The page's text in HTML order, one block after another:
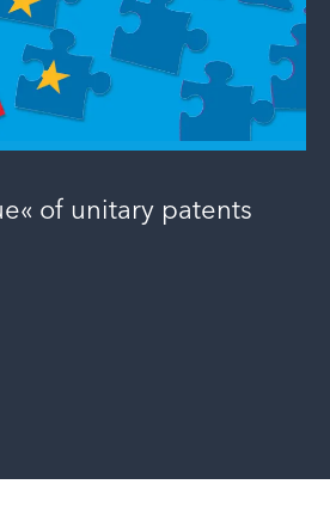
of unitary patents